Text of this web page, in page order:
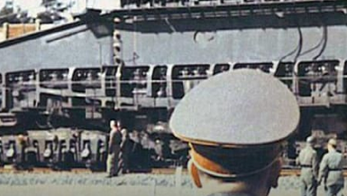
UFO A
MIMOZEMŠŤANÉ
UTAJENÉ PŘÍBĚHY
ČESKÝCH DĚJIN
ALTERNATIVNÍ
HISTORIE
FILMY VERSUS
REALITA
HORORY VERSUS
REALITA
OPTICKÉ ILUZE A
KLAMY